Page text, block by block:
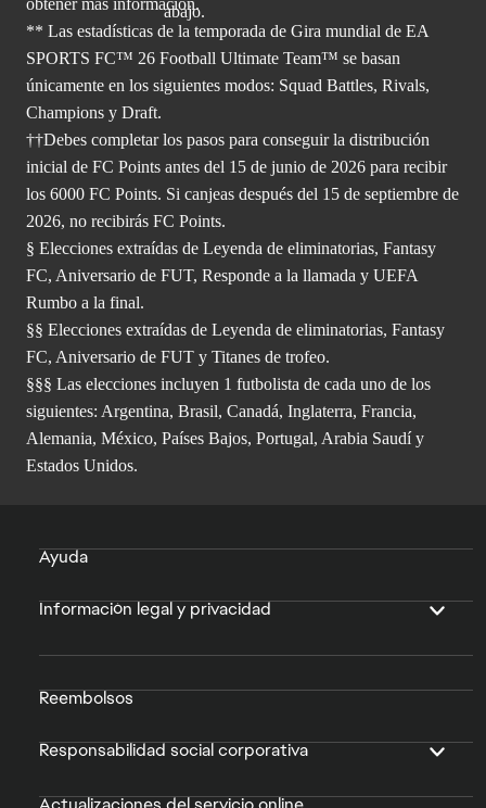
** Las estadísticas de la temporada de Gira mundial de EA
SPORTS FC™ 26 Football Ultimate Team™ se basan
únicamente en los siguientes modos: Squad Battles, Rivals,
Champions y Draft.
††Debes completar los pasos para conseguir la distribución
inicial de FC Points antes del 15 de junio de 2026 para recibir
los 6000 FC Points. Si canjeas después del 15 de septiembre de
2026, no recibirás FC Points.
§ Elecciones extraídas de Leyenda de eliminatorias, Fantasy
FC, Aniversario de FUT, Responde a la llamada y UEFA
Rumbo a la final.
§§ Elecciones extraídas de Leyenda de eliminatorias, Fantasy
FC, Aniversario de FUT y Titanes de trofeo.
§§§ Las elecciones incluyen 1 futbolista de cada uno de los
siguientes: Argentina, Brasil, Canadá, Inglaterra, Francia,
Alemania, México, Países Bajos, Portugal, Arabia Saudí y
Estados Unidos.
Ayuda
Información legal y privacidad
Reembolsos
Responsabilidad social corporativa